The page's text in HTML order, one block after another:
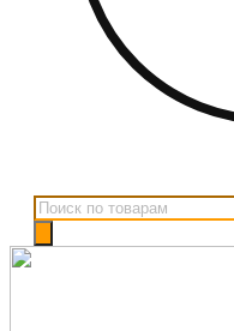
Поиск
товаров